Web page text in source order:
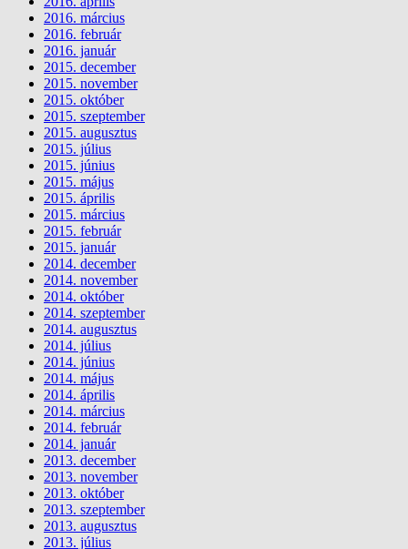
2016. március
2016. február
2016. január
2015. december
2015. november
2015. október
2015. szeptember
2015. augusztus
2015. július
2015. június
2015. május
2015. április
2015. március
2015. február
2015. január
2014. december
2014. november
2014. október
2014. szeptember
2014. augusztus
2014. július
2014. június
2014. május
2014. április
2014. március
2014. február
2014. január
2013. december
2013. november
2013. október
2013. szeptember
2013. augusztus
2013. július